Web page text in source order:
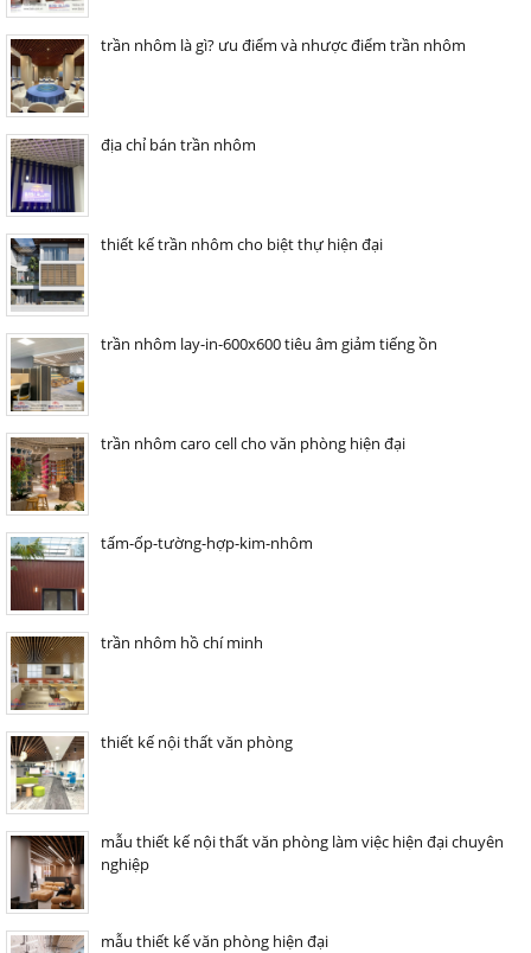
trần nhôm là gì? ưu điểm và nhược điểm trần nhôm
địa chỉ bán trần nhôm
thiết kế trần nhôm cho biệt thự hiện đại
trần nhôm lay-in-600x600 tiêu âm giảm tiếng ồn
trần nhôm caro cell cho văn phòng hiện đại
tấm-ốp-tường-hợp-kim-nhôm
trần nhôm hồ chí minh
thiết kế nội thất văn phòng
mẫu thiết kế nội thất văn phòng làm việc hiện đại chuyên
nghiệp
mẫu thiết kế văn phòng hiện đại